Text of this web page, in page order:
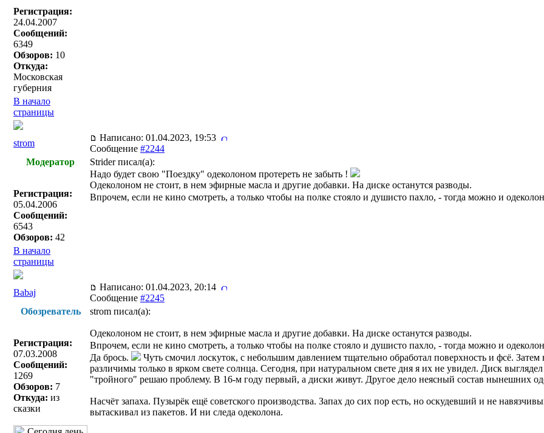
Регистрация:
24.04.2007
Сообщений:
6349
Обзоров: 10
Откуда:
Московская
губерния
В начало
страницы
strom
Написано: 01.04.2023, 19:53
Сообщение #2244
Модератор
Регистрация:
05.04.2006
Сообщений:
6543
Обзоров: 42
Strider писал(a):
Надо будет свою "Поездку" одеколоном протереть не забыть !
Одеколоном не стоит, в нем эфирные масла и другие добавки. На диске останутся разводы.
Впрочем, если не кино смотреть, а только чтобы на полке стояло и душисто пахло, - тогда можно и
В начало
страницы
Babaj
Написано: 01.04.2023, 20:14
Сообщение #2245
Обозреватель
Регистрация:
07.03.2008
Сообщений:
1269
Обзоров: 7
Откуда: из
сказки
strom писал(a):
Одеколоном не стоит, в нем эфирные масла и другие добавки. На диске останутся разводы.
Впрочем, если не кино смотреть, а только чтобы на полке стояло и душисто пахло, - тогда можно и
Да брось.
Чуть смочил лоскуток, с небольшим давлением тщательно обработал поверхность и фсё.
различимы только в ярком свете солнца. Сегодня, при натуральном свете дня я их не увидел. Диск
"тройного" решаю проблему. В 16-м году первый, а диски живут. Другое дело неясный состав нынешних
Насчёт запаха. Пузырёк ещё советского производства. Запах до сих пор есть, но оскудевший и не
вытаскивал из пакетов. И ни следа одеколона.